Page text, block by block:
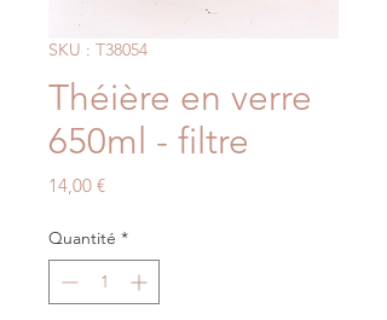
SKU : T38054
Théière en verre
650ml - filtre
14,00 €Prix
Quantité *